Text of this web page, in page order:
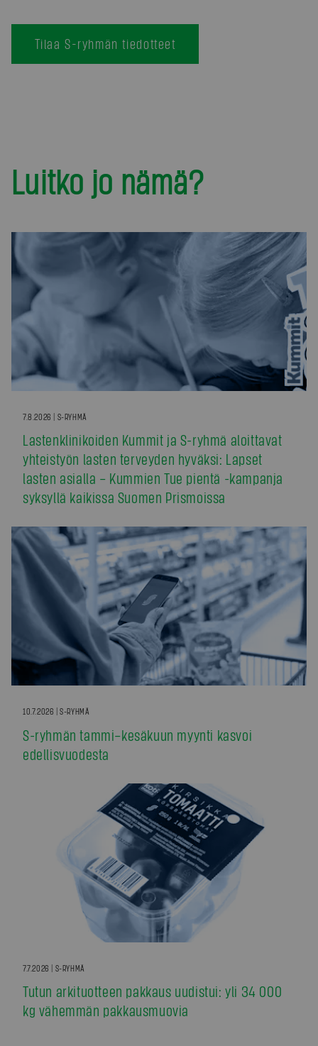
Tilaa S-ryhmän tiedotteet
Luitko jo nämä?
7.8.2026 | S-RYHMÄ
Lastenklinikoiden Kummit ja S-ryhmä aloittavat
yhteistyön lasten terveyden hyväksi: Lapset
lasten asialla – Kummien Tue pientä -kampanja
syksyllä kaikissa Suomen Prismoissa
10.7.2026 | S-RYHMÄ
S-ryhmän tammi–kesäkuun myynti kasvoi
edellisvuodesta
7.7.2026 | S-RYHMÄ
Tutun arkituotteen pakkaus uudistui: yli 34 000
kg vähemmän pakkausmuovia